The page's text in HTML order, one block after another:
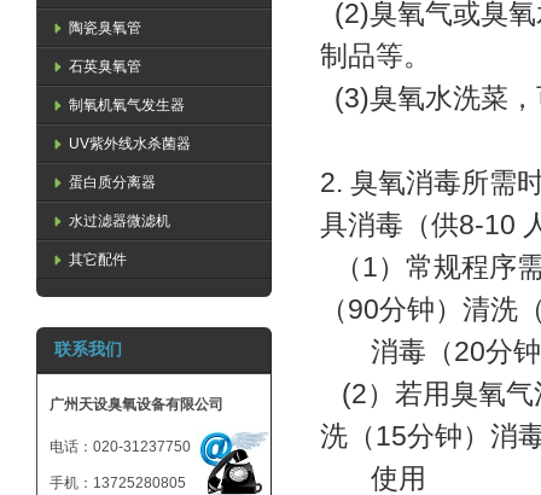
陶瓷臭氧管
石英臭氧管
制氧机氧气发生器
UV紫外线水杀菌器
蛋白质分离器
水过滤器微滤机
其它配件
联系我们
广州天设臭氧设备有限公司
电话：020-31237750
手机：13725280805
(2)臭氧气或臭
制品等。
(3)臭氧水洗菜
2. 臭氧消毒所需
具消毒（供8-
（1）常规程序
（90分钟）清洗
消毒（20
(2）若用臭氧气
洗（15分钟）消
使用